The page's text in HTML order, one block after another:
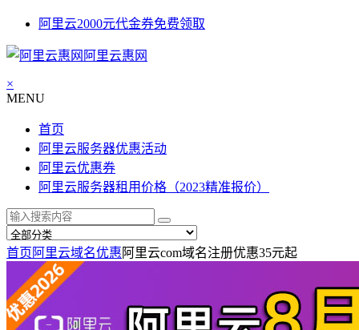
阿里云2000元代金券免费领取
阿里云惠网
×
MENU
首页
阿里云服务器优惠活动
阿里云优惠券
阿里云服务器租用价格（2023精准报价）
首页 阿里云域名优惠 阿里云com域名注册优惠35元起